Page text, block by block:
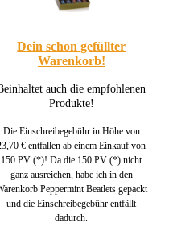
Dein schon gefüllter
Warenkorb!
auch die empfohlenen
Produkte!
Die Einschreibegebühr in Höhe von
€ entfallen ab einem Einkauf von
150 PV (*)! Da die 150 PV (*) nicht
ganz ausreichen, habe ich in den
Peppermint Beatlets gepackt
und die Einschreibegebühr entfällt
dadurch.